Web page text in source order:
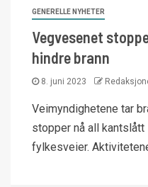
GENERELLE NYHETER
Vegvesenet
hindre brann
8. juni 2023
Veimyndighetene tar
stopper nå all
fylkesveier.